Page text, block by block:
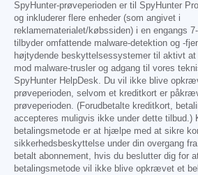
SpyHunter-prøveperioden er til SpyHunter
og inkluderer flere enheder (som angivet i
reklamematerialet/købssiden) i en engangs
tilbyder omfattende malware-detektion og -
højtydende beskyttelsessystemer til aktivt
mod malware-trusler og adgang til vores
SpyHunter HelpDesk. Du vil ikke blive
prøveperioden, selvom et kreditkort er
prøveperioden. (Forudbetalte kreditkort,
accepteres muligvis ikke under dette tilbud.)
betalingsmetode er at hjælpe med at sikre
sikkerhedsbeskyttelse under din overgang
betalt abonnement, hvis du beslutter dig for
betalingsmetode vil ikke blive opkrævet et